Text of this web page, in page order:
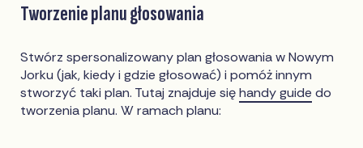
Tworzenie planu głosowania
Stwórz spersonalizowany plan głosowania w Nowym
Jorku (jak, kiedy i gdzie głosować) i pomóż innym
stworzyć taki plan. Tutaj znajduje sięhandy guide do
tworzenia planu. W ramach planu: